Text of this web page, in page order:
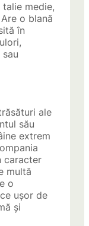
medie,
o blană
în
ale
său
extrem
caracter
multă
o
ușor de
și